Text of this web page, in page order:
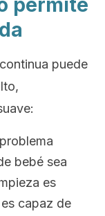
permite
puede
bebé sea
es
capaz de